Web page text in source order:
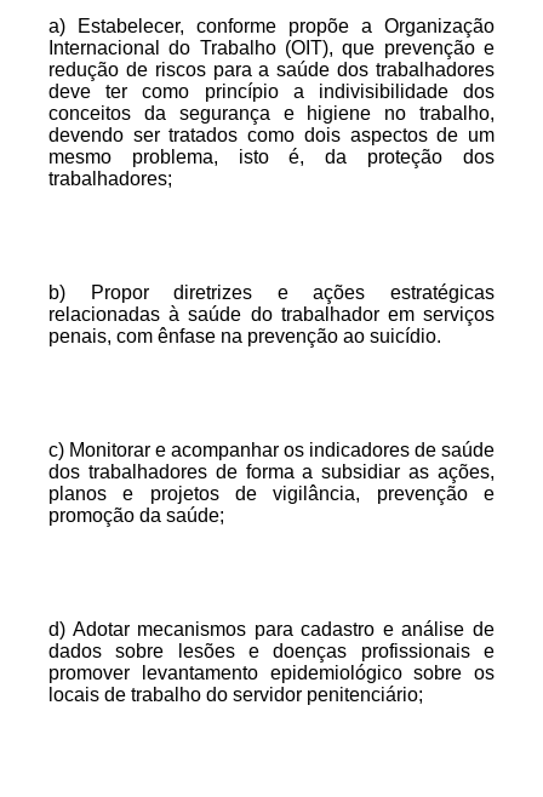
a) Estabelecer, conforme propõe a Organização
Internacional do Trabalho (OIT), que prevenção e
redução de riscos para a saúde dos trabalhadores
deve ter como princípio a indivisibilidade dos
conceitos da segurança e higiene no trabalho,
devendo ser tratados como dois aspectos de um
mesmo problema, isto é, da proteção dos
trabalhadores;
b) Propor diretrizes e ações estratégicas
relacionadas à saúde do trabalhador em serviços
penais, com ênfase na prevenção ao suicídio.
c) Monitorar e acompanhar os indicadores de saúde
dos trabalhadores de forma a subsidiar as ações,
planos e projetos de vigilância, prevenção e
promoção da saúde;
d) Adotar mecanismos para cadastro e análise de
dados sobre lesões e doenças profissionais e
promover levantamento epidemiológico sobre os
locais de trabalho do servidor penitenciário;